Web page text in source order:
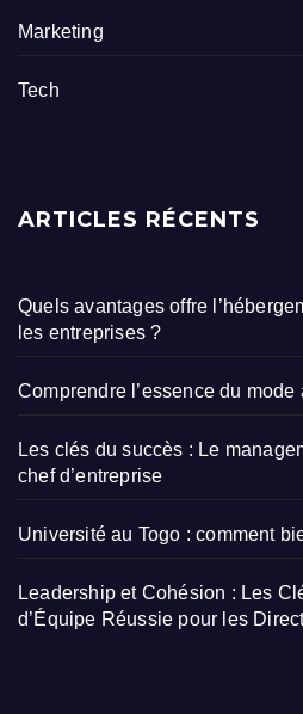
Marketing
Tech
ARTICLES RÉCENTS
Quels avantages offre
les entreprises ?
Comprendre l’essence du
Les clés du succès : Le
chef d’entreprise
Université au Togo : comment
Leadership et Cohésion : Les
d’Équipe Réussie pour les